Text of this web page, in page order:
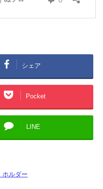
シェア
Pocket
LINE
ホルダー